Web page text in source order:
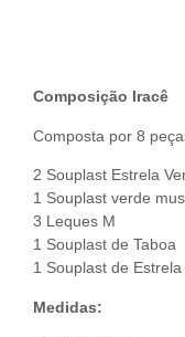
Composição Iracê
Composta por 8
2 Souplast Estrela
1 Souplast verde
3 Leques M
1 Souplast de Taboa
1 Souplast de Estrela
Medidas: